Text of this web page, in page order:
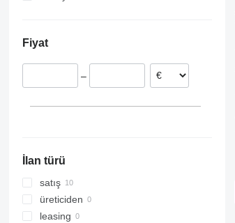
Fiyat
–
İlan türü
satış
üreticiden
leasing